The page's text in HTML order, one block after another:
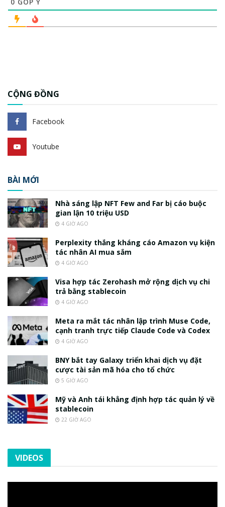
0 GÓP Ý
CỘNG ĐỒNG
Facebook
Youtube
BÀI MỚI
Nhà sáng lập NFT Few and Far bị cáo buộc
gian lận 10 triệu USD
4 GIỜ AGO
Perplexity thắng kháng cáo Amazon vụ kiện
tác nhân AI mua sắm
4 GIỜ AGO
Visa hợp tác Zerohash mở rộng dịch vụ chi
trả bằng stablecoin
4 GIỜ AGO
Meta ra mắt tác nhân lập trình Muse Code,
cạnh tranh trực tiếp Claude Code và Codex
4 GIỜ AGO
BNY bắt tay Galaxy triển khai dịch vụ đặt
cược tài sản mã hóa cho tổ chức
5 GIỜ AGO
Mỹ và Anh tái khẳng định hợp tác quản lý về
stablecoin
22 GIỜ AGO
VIDEOS